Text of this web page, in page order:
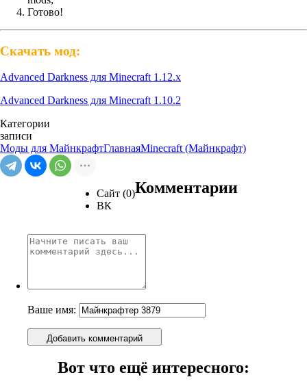
Готово!
Скачать мод:
Advanced Darkness для Minecraft 1.12.x
Advanced Darkness для Minecraft 1.10.2
Категории
записи
Моды для МайнкрафтГлавнаяMinecraft (Майнкрафт)
Сайт (0)
ВК
Комментарии
Ваше имя:
Добавить комментарий
Вот что ещё интересного: